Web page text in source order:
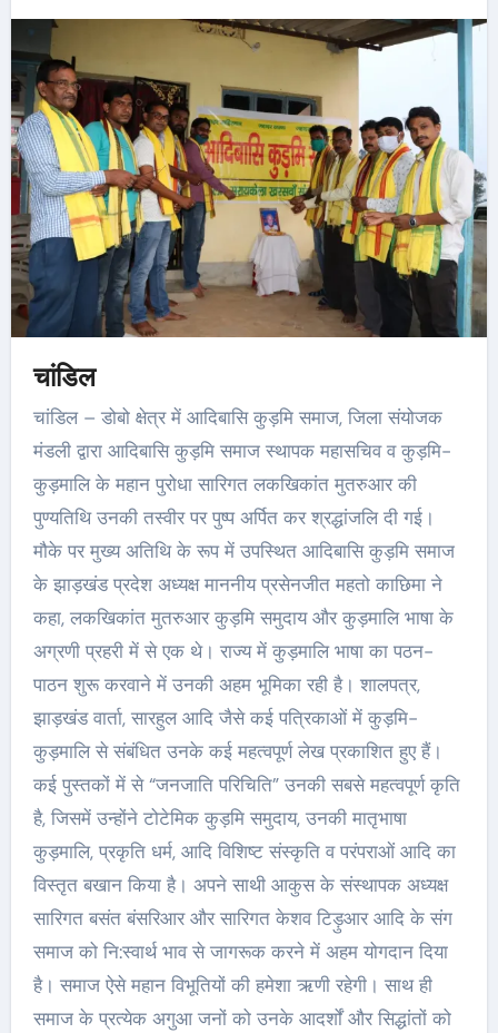
चांडिल
चांडिल – डोबो क्षेत्र में आदिबासि कुड़मि समाज, जिला संयोजक
मंडली द्वारा आदिबासि कुड़मि समाज स्थापक महासचिव व कुड़मि-
कुड़मालि के महान पुरोधा सारिगत लकखिकांत मुतरुआर की
पुण्यतिथि उनकी तस्वीर पर पुष्प अर्पित कर श्रद्धांजलि दी गई।
मौके पर मुख्य अतिथि के रूप में उपस्थित आदिबासि कुड़मि समाज
के झाड़खंड प्रदेश अध्यक्ष माननीय प्रसेनजीत महतो काछिमा ने
कहा, लकखिकांत मुतरुआर कुड़मि समुदाय और कुड़मालि भाषा के
अग्रणी प्रहरी में से एक थे। राज्य में कुड़मालि भाषा का पठन-
पाठन शुरू करवाने में उनकी अहम भूमिका रही है। शालपत्र,
झाड़खंड वार्ता, सारहुल आदि जैसे कई पत्रिकाओं में कुड़मि-
कुड़मालि से संबंधित उनके कई महत्वपूर्ण लेख प्रकाशित हुए हैं।
कई पुस्तकों में से “जनजाति परिचिति” उनकी सबसे महत्वपूर्ण कृति
है, जिसमें उन्होंने टोटेमिक कुड़मि समुदाय, उनकी मातृभाषा
कुड़मालि, प्रकृति धर्म, आदि विशिष्ट संस्कृति व परंपराओं आदि का
विस्तृत बखान किया है। अपने साथी आकुस के संस्थापक अध्यक्ष
सारिगत बसंत बंसरिआर और सारिगत केशव टिड़ुआर आदि के संग
समाज को नि:स्वार्थ भाव से जागरूक करने में अहम योगदान दिया
है। समाज ऐसे महान विभूतियों की हमेशा ऋणी रहेगी। साथ ही
समाज के प्रत्येक अगुआ जनों को उनके आदर्शों और सिद्धांतों को